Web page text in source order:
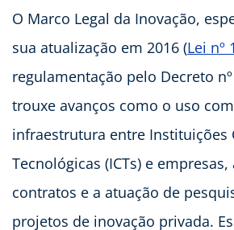
O Marco Legal da Inovação,
sua atualização em 2016 (Lei nº
regulamentação pelo Decreto
trouxe avanços como o uso
infraestrutura entre Instituições
Tecnológicas (ICTs) e
contratos e a atuação de
projetos de inovação privada.